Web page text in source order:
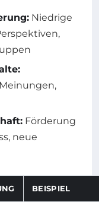
Niedrige
Förderung
neue
BEISPIEL